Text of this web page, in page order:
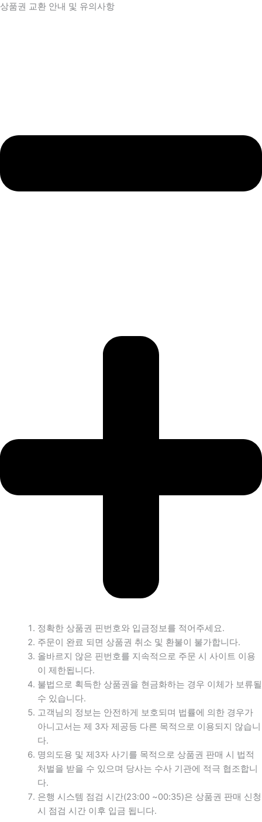
상품권 교환 안내 및 유의사항
정확한 상품권 핀번호와 입금정보를 적어주세요.
주문이 완료 되면 상품권 취소 및 환불이 불가합니다.
올바르지 않은 핀번호를 지속적으로 주문 시 사이트 이용
이 제한됩니다.
불법으로 획득한 상품권을 현금화하는 경우 이체가 보류될
수 있습니다.
고객님의 정보는 안전하게 보호되며 법률에 의한 경우가
아니고서는 제 3자 제공등 다른 목적으로 이용되지 않습니
다.
명의도용 및 제3자 사기를 목적으로 상품권 판매 시 법적
처벌을 받을 수 있으며 당사는 수사 기관에 적극 협조합니
다.
은행 시스템 점검 시간(23:00 ~00:35)은 상품권 판매 신청
시 점검 시간 이후 입금 됩니다.